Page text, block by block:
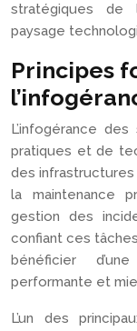
stratégiques de
paysage
Principes
L’infogérance
pratiques et de
des
la maintenance
gestion des
confiant ces
bénéficier
performante et
L’un des